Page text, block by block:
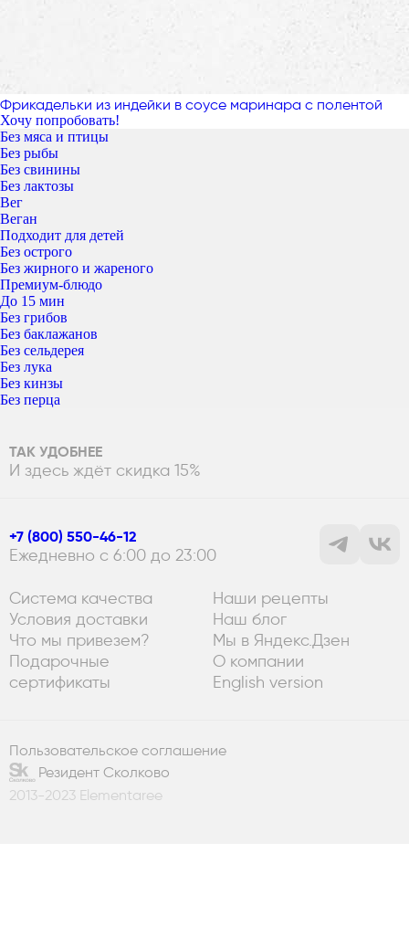
Фрикадельки из индейки в соусе маринара с полентой
Хочу попробовать!
Без мяса и птицы
Без рыбы
Без свинины
Без лактозы
Вег
Веган
Подходит для детей
Без острого
Без жирного и жареного
Премиум-блюдо
До 15 мин
Без грибов
Без баклажанов
Без сельдерея
Без лука
Без кинзы
Без перца
ТАК УДОБНЕЕ
И здесь ждёт скидка 15%
+7 (800) 550-46-12
Ежедневно с 6:00 до 23:00
Система качества
Условия доставки
Что мы привезем?
Подарочные
сертификаты
Наши рецепты
Наш блог
Мы в Яндекс.Дзен
О компании
English version
Пользовательское соглашение
Резидент Сколково
2013-2023 Elementaree